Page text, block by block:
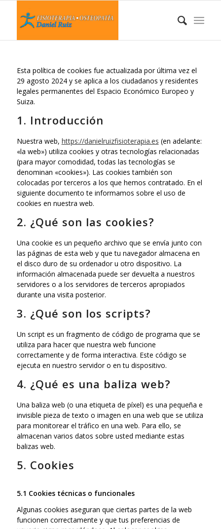
Esta política de cookies fue actualizada por última vez el
29 agosto 2024 y se aplica a los ciudadanos y residentes
legales permanentes del Espacio Económico Europeo y
Suiza.
1. Introducción
Nuestra web, https://danielruizfisioterapia.es (en adelante:
«la web») utiliza cookies y otras tecnologías relacionadas
(para mayor comodidad, todas las tecnologías se
denominan «cookies»). Las cookies también son
colocadas por terceros a los que hemos contratado. En el
siguiente documento te informamos sobre el uso de
cookies en nuestra web.
2. ¿Qué son las cookies?
Una cookie es un pequeño archivo que se envía junto con
las páginas de esta web y que tu navegador almacena en
el disco duro de su ordenador u otro dispositivo. La
información almacenada puede ser devuelta a nuestros
servidores o a los servidores de terceros apropiados
durante una visita posterior.
3. ¿Qué son los scripts?
Un script es un fragmento de código de programa que se
utiliza para hacer que nuestra web funcione
correctamente y de forma interactiva. Este código se
ejecuta en nuestro servidor o en tu dispositivo.
4. ¿Qué es una baliza web?
Una baliza web (o una etiqueta de píxel) es una pequeña e
invisible pieza de texto o imagen en una web que se utiliza
para monitorear el tráfico en una web. Para ello, se
almacenan varios datos sobre usted mediante estas
balizas web.
5. Cookies
5.1 Cookies técnicas o funcionales
Algunas cookies aseguran que ciertas partes de la web
funcionen correctamente y que tus preferencias de